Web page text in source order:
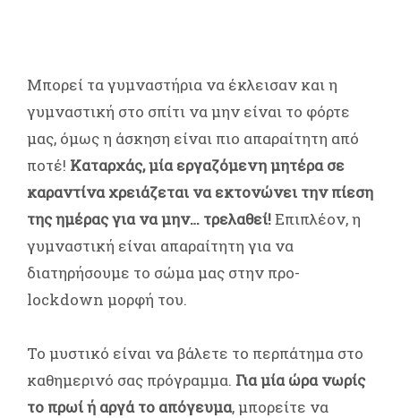
Μπορεί τα γυμναστήρια να έκλεισαν και η
γυμναστική στο σπίτι να μην είναι το φόρτε
μας, όμως η άσκηση είναι πιο απαραίτητη από
ποτέ! Καταρχάς, μία εργαζόμενη μητέρα σε
καραντίνα χρειάζεται να εκτονώνει την πίεση
της ημέρας για να μην… τρελαθεί!Επιπλέον, η
γυμναστική είναι απαραίτητη για να
διατηρήσουμε το σώμα μας στην προ-
lockdown μορφή του.
Το μυστικό είναι να βάλετε το περπάτημα στο
καθημερινό σας πρόγραμμα. Για μίαώρα νωρίς
το πρωί ή αργά το απόγευμα, μπορείτε να